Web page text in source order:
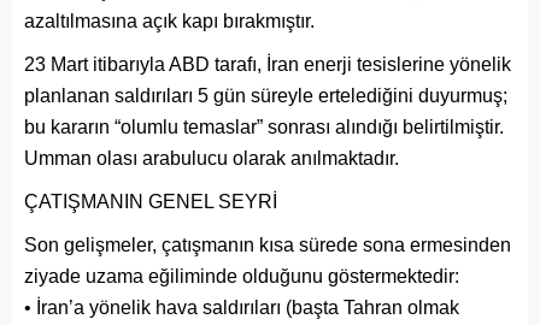
azaltılmasına açık kapı bırakmıştır.
23 Mart itibarıyla ABD tarafı, İran enerji tesislerine yönelik
planlanan saldırıları 5 gün süreyle ertelediğini duyurmuş;
bu kararın “olumlu temaslar” sonrası alındığı belirtilmiştir.
Umman olası arabulucu olarak anılmaktadır.
ÇATIŞMANIN GENEL SEYRİ
Son gelişmeler, çatışmanın kısa sürede sona ermesinden
ziyade uzama eğiliminde olduğunu göstermektedir:
• İran’a yönelik hava saldırıları (başta Tahran olmak